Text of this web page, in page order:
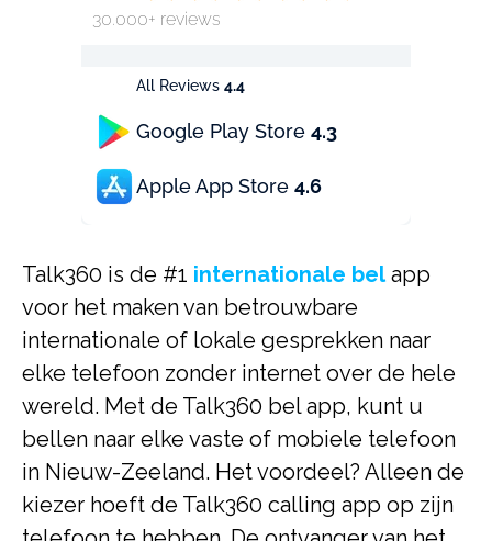
All Reviews 4.4
Google Play Store 4.3
Apple App Store 4.6
30.000+ reviews
Talk360 is de #1 internationale belapp
voor het maken van betrouwbare
internationale of lokale gesprekken naar
elke telefoon zonder internet over de hele
wereld. Met de Talk360 bel app, kunt u
bellen naar elke vaste of mobiele telefoon
in Nieuw-Zeeland. Het voordeel? Alleen de
kiezer hoeft de Talk360 calling app op zijn